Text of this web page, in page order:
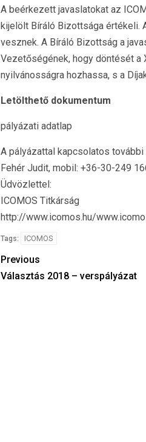
A beérkezett javaslatokat az
kijelölt Bíráló Bizottsága értékeli.
vesznek. A Bíráló Bizottság a
Vezetőségének, hogy döntését a
nyilvánosságra hozhassa, s a
Letölthető dokumentum
pályázati adatlap
A pályázattal kapcsolatos további
Fehér Judit, mobil: +36-30-249
Üdvözlettel:
ICOMOS Titkárság
http://www.icomos.hu/
Tags: ICOMOS
Previous
Választás 2018 – verspályázat